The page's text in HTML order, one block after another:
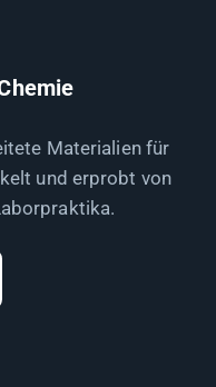
Materialien für
und erprobt von